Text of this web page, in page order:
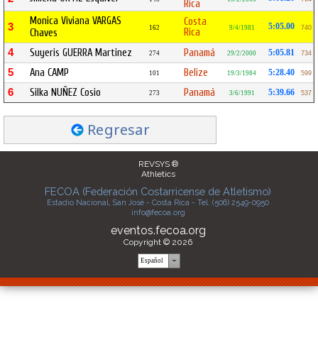
Rica
3
Monica Viviana VARGAS
Chaves
162
Costa
Rica
9/4/1981 5:05.00 740
4 Suyeris GUERRA Martinez 274 Panamá 29/2/2000 5:05.81 734
5 Ana CAMP 101 Belize 19/3/1984 5:28.40 599
6 Silka NUÑEZ Cosio 273 Panamá 3/6/1991 5:39.66 537
Regresar
REVSYS ®
Athletics
FECOA (Federación Costarricense de Atletismo)
Estadio Nacional, San José - Costa Rica - Tel. (506) 2549-0950
info@fecoa.org
eventos.fecoa.org
Copyright © 2026